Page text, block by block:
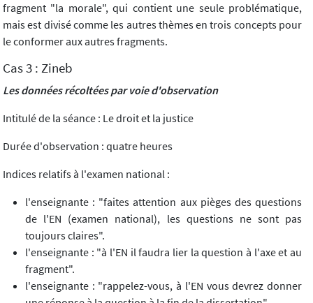
fragment "la morale", qui contient une seule problématique,
mais est divisé comme les autres thèmes en trois concepts pour
le conformer aux autres fragments.
Cas 3 : Zineb
Les données récoltées par voie d'observation
Intitulé de la séance : Le droit et la justice
Durée d'observation : quatre heures
Indices relatifs à l'examen national :
l'enseignante : "faites attention aux pièges des questions
de l'EN (examen national), les questions ne sont pas
toujours claires".
l'enseignante : "à l'EN il faudra lier la question à l'axe et au
fragment".
l'enseignante : "rappelez-vous, à l'EN vous devrez donner